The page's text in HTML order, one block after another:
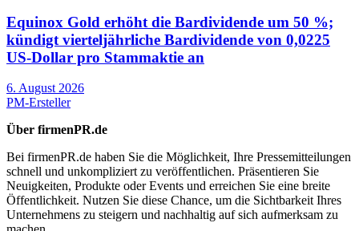
Equinox Gold erhöht die Bardividende um 50 %;
kündigt vierteljährliche Bardividende von 0,0225
US-Dollar pro Stammaktie an
6. August 2026
PM-Ersteller
Über firmenPR.de
Bei firmenPR.de haben Sie die Möglichkeit, Ihre Pressemitteilungen
schnell und unkompliziert zu veröffentlichen. Präsentieren Sie
Neuigkeiten, Produkte oder Events und erreichen Sie eine breite
Öffentlichkeit. Nutzen Sie diese Chance, um die Sichtbarkeit Ihres
Unternehmens zu steigern und nachhaltig auf sich aufmerksam zu